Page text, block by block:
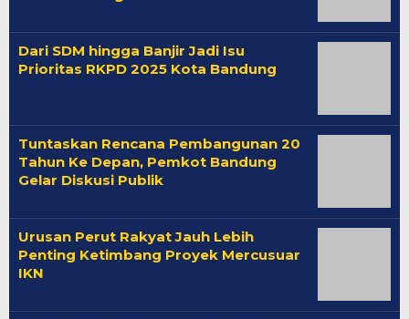
Dari SDM hingga Banjir Jadi Isu
Prioritas RKPD 2025 Kota Bandung
Tuntaskan Rencana Pembangunan 20
Tahun Ke Depan, Pemkot Bandung
Gelar Diskusi Publik
Urusan Perut Rakyat Jauh Lebih
Penting Ketimbang Proyek Mercusuar
IKN